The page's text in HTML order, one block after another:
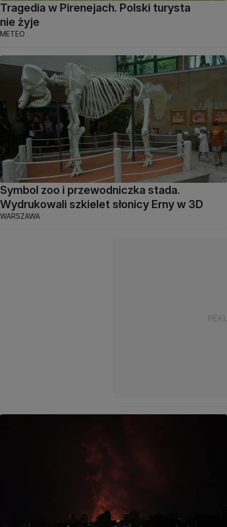
Tragedia w Pirenejach. Polski turysta
nie żyje
METEO
Symbol zoo i przewodniczka stada.
Wydrukowali szkielet słonicy Erny w 3D
WARSZAWA